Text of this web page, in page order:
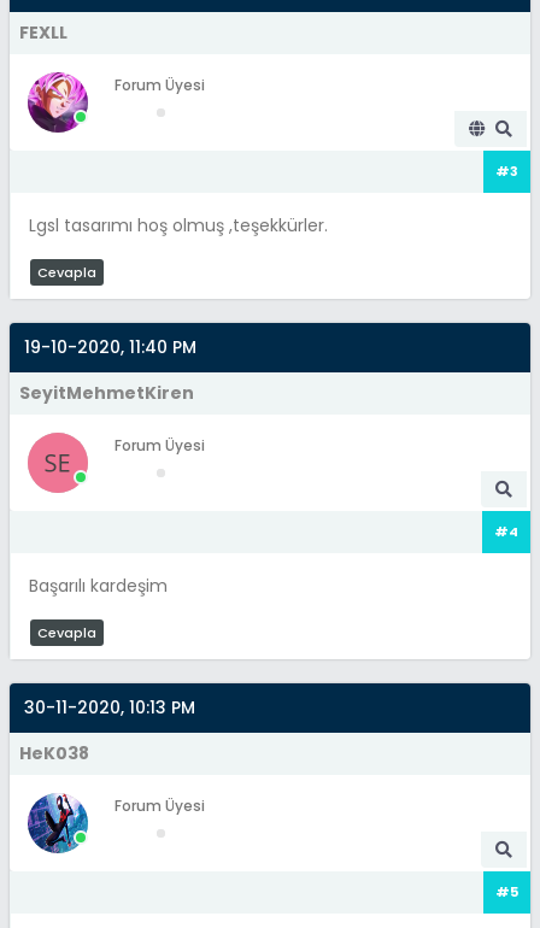
FEXLL
Forum Üyesi
#3
Lgsl tasarımı hoş olmuş ,teşekkürler.
Cevapla
19-10-2020, 11:40 PM
SeyitMehmetKiren
Forum Üyesi
#4
Başarılı kardeşim
Cevapla
30-11-2020, 10:13 PM
HeK038
Forum Üyesi
#5